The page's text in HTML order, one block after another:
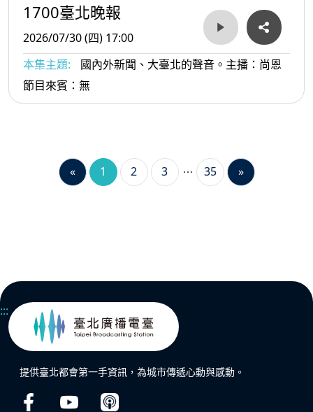
1700臺北晚報
2026/07/30 (四) 17:00
本集主題:
國內外新聞、大臺北的聲音。主播：尚恩
節目來賓：無
« 1 2 3 35 »
:::
提供臺北都會第一手資訊，為城市傳遞心動與感動。